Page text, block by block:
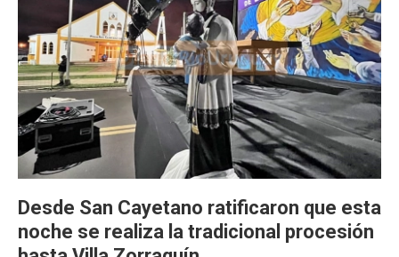
Desde San Cayetano ratificaron que esta
noche se realiza la tradicional procesión